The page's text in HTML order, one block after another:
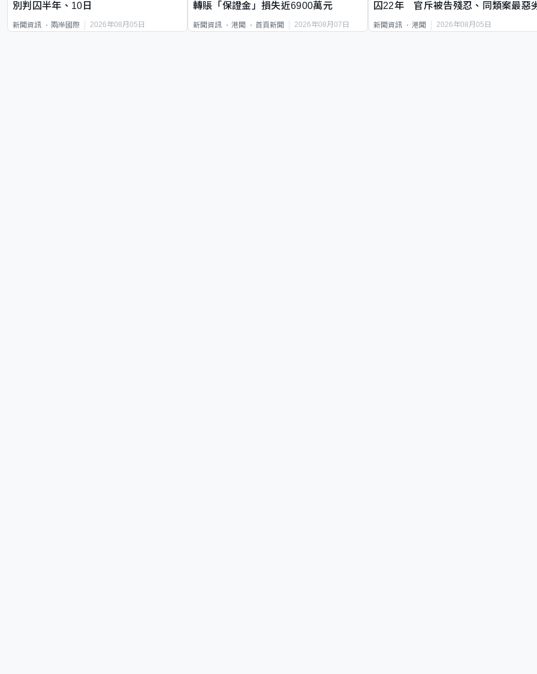
別判囚半年、10日
新聞資訊 兩岸國際 2026年08月05日
轉賬「保證金」損失近6900萬元
新聞資訊 港聞 首頁新聞 2026年08月07日
囚22年 官斥被告殘忍、同類案最惡
新聞資訊 港聞 2026年08月05日